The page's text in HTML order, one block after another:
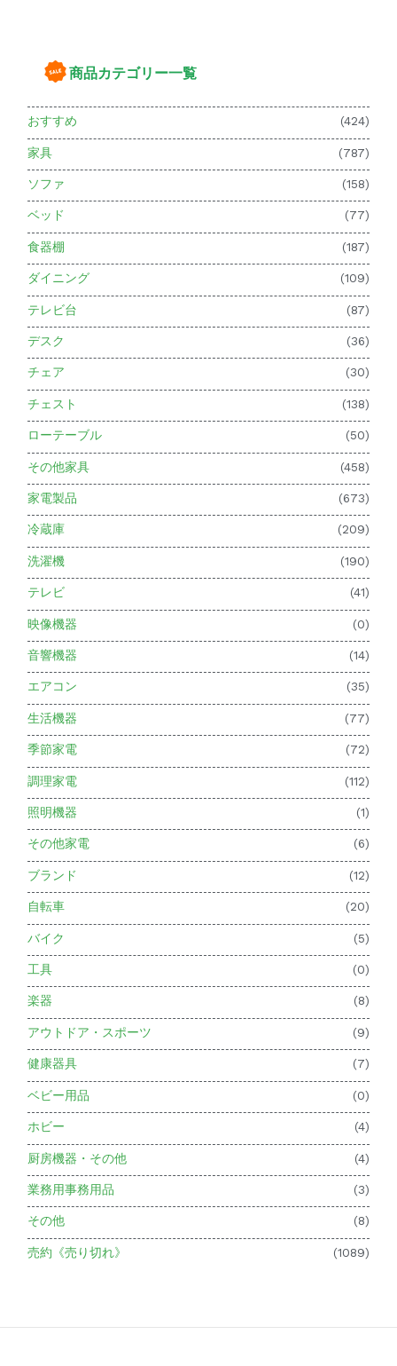
商品カテゴリー一覧
おすすめ (424)
家具 (787)
ソファ (158)
ベッド (77)
食器棚 (187)
ダイニング (109)
テレビ台 (87)
デスク (36)
チェア (30)
チェスト (138)
ローテーブル (50)
その他家具 (458)
家電製品 (673)
冷蔵庫 (209)
洗濯機 (190)
テレビ (41)
映像機器 (0)
音響機器 (14)
エアコン (35)
生活機器 (77)
季節家電 (72)
調理家電 (112)
照明機器 (1)
その他家電 (6)
ブランド (12)
自転車 (20)
バイク (5)
工具 (0)
楽器 (8)
アウトドア・スポーツ (9)
健康器具 (7)
ベビー用品 (0)
ホビー (4)
厨房機器・その他 (4)
業務用事務用品 (3)
その他 (8)
売約《売り切れ》 (1089)